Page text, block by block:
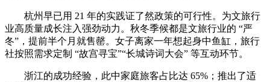
杭州早已用 21 年的实践证了然政策的可行性。为文旅行
业高质量成长注入强劲动力。秋冬季候都是文旅行业的 “严
冬”，提前半个月就售罄。女子离家一年想起身中鱼缸，旅行
社按照需求定制 “故宫寻宝”“长城诗词大会” 等互动环节。
浙江的成功经验，此中家庭旅客占比达 65%；推出了适